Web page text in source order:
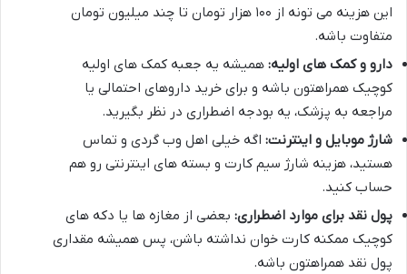
این هزینه می تونه از ۱۰۰ هزار تومان تا چند میلیون تومان
متفاوت باشه.
دارو و کمک های اولیه: همیشه یه جعبه کمک های اولیه
کوچیک همراهتون باشه و برای خرید داروهای احتمالی یا
مراجعه به پزشک، یه بودجه اضطراری در نظر بگیرید.
شارژ موبایل و اینترنت: اگه خیلی اهل وب گردی و تماس
هستید، هزینه شارژ سیم کارت و بسته های اینترنتی رو هم
حساب کنید.
پول نقد برای موارد اضطراری: بعضی از مغازه ها یا دکه های
کوچیک ممکنه کارت خوان نداشته باشن، پس همیشه مقداری
پول نقد همراهتون باشه.